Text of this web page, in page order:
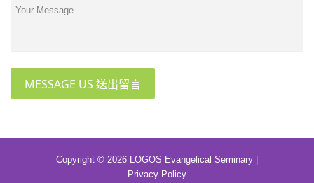
MESSAGE US 送出留言
Copyright © 2026 LOGOS Evangelical Seminary |
Privacy Policy